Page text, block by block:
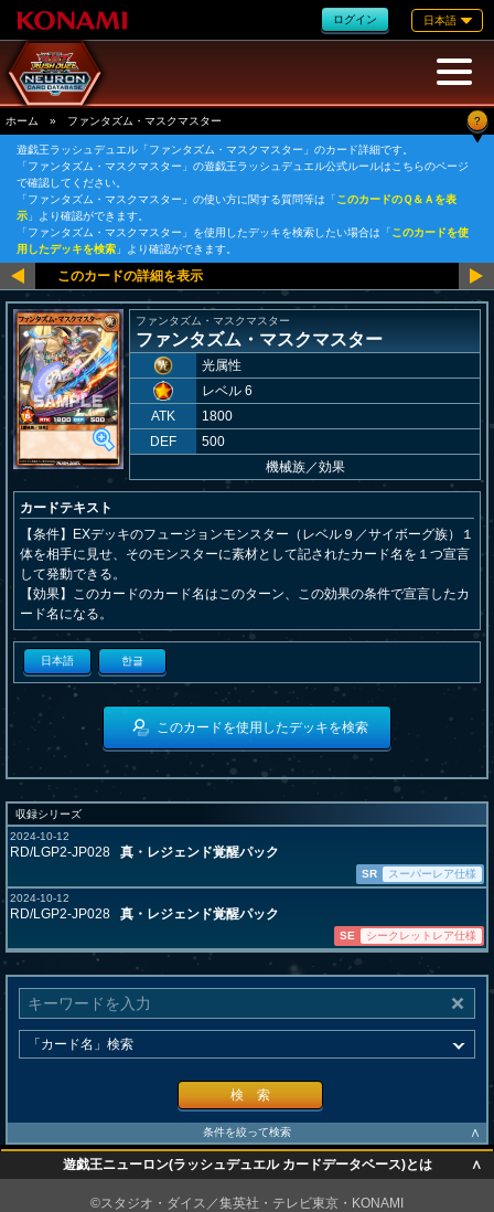
ログイン 日本語
ホーム » ファンタズム・マスクマスター ?
遊戯王ラッシュデュエル「ファンタズム・マスクマスター」のカード詳細です。
「ファンタズム・マスクマスター」の遊戯王ラッシュデュエル公式ルールはこちらのページ
で確認してください。
「ファンタズム・マスクマスター」の使い方に関する質問等は「このカードのＱ＆Ａを表
示 」より確認ができます。
「ファンタズム・マスクマスター」を使用したデッキを検索したい場合は「このカードを使
用したデッキを検索 」より確認ができます。
ファンタズム・マスクマスター
ファンタズム・マスクマスター
光属性
レベル 6
ATK
1800
DEF
500
機械族／効果
カードテキスト
【条件】EXデッキのフュージョンモンスター（レベル９／サイボーグ族）１
体を相手に見せ、そのモンスターに素材として記されたカード名を１つ宣言
して発動できる。
【効果】このカードのカード名はこのターン、この効果の条件で宣言したカ
ード名になる。
日本語 한글
このカードを使用したデッキを検索
収録シリーズ
2024-10-12
RD/LGP2-JP028 真・レジェンド覚醒パック
SR
スーパーレア仕様
2024-10-12
RD/LGP2-JP028 真・レジェンド覚醒パック
SE シークレットレア仕様
検 索
条件を絞って検索 ∧
遊戯王ニューロン(ラッシュデュエル カードデータベース)とは ∧
©スタジオ・ダイス／集英社・テレビ東京・KONAMI